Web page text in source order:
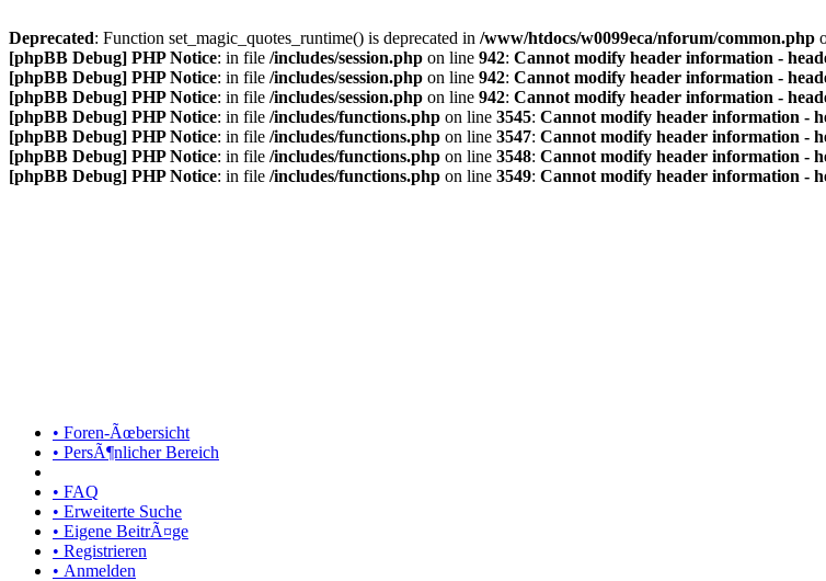
Deprecated: Function set_magic_quotes_runtime() is deprecated in /www/htdocs/w0099eca/nforum/common.php
[phpBB Debug] PHP Notice: in file /includes/session.php on line 942: Cannot modify header information -
[phpBB Debug] PHP Notice: in file /includes/session.php on line 942: Cannot modify header information -
[phpBB Debug] PHP Notice: in file /includes/session.php on line 942: Cannot modify header information -
[phpBB Debug] PHP Notice: in file /includes/functions.php on line 3545: Cannot modify header information -
[phpBB Debug] PHP Notice: in file /includes/functions.php on line 3547: Cannot modify header information -
[phpBB Debug] PHP Notice: in file /includes/functions.php on line 3548: Cannot modify header information -
[phpBB Debug] PHP Notice: in file /includes/functions.php on line 3549: Cannot modify header information -
• Foren-Ãœbersicht
• PersÃ¶nlicher Bereich
• FAQ
• Erweiterte Suche
• Eigene BeitrÃ¤ge
• Registrieren
• Anmelden